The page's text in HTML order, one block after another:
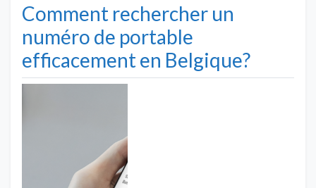
Comment rechercher un
numéro de portable
efficacement en Belgique?